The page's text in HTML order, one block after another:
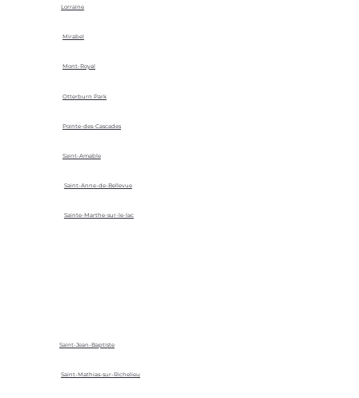
Lorraine
Mirabel
Mont-Royal
Otterburn Park
Pointe-des-Cascades
Saint-Amable
Saint-Anne-de-Bellevue
Sainte-Marthe-sur-le-lac
Saint-Jean-Baptiste
Saint-Mathias-sur-Richelieu